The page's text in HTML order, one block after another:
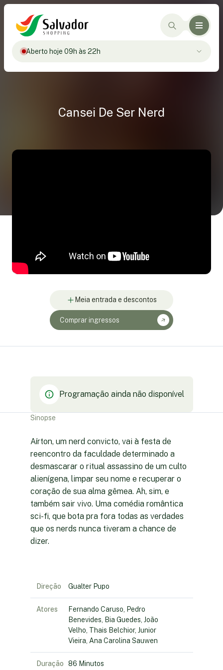
Aberto hoje 09h às 22h
Cansei De Ser Nerd
Meia entrada e descontos
Comprar ingressos
Programação ainda não disponível
Sinopse
Aírton, um nerd convicto, vai à festa de
reencontro da faculdade determinado a
desmascarar o ritual assassino de um culto
alienígena, limpar seu nome e recuperar o
coração de sua alma gêmea. Ah, sim, e
também sair vivo. Uma comédia romântica
sci-fi, que bota pra fora todas as verdades
que os nerds nunca tiveram a chance de
dizer.
Direção Gualter Pupo
Atores
Fernando Caruso, Pedro
Benevides, Bia Guedes, João
Velho, Thais Belchior, Junior
Vieira, Ana Carolina Sauwen
Duração 86 Minutos